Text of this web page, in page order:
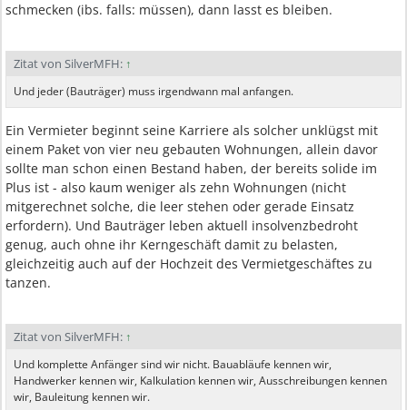
schmecken (ibs. falls: müssen), dann lasst es bleiben.
Zitat von SilverMFH: ↑
Und jeder (Bauträger) muss irgendwann mal anfangen.
Ein Vermieter beginnt seine Karriere als solcher unklügst mit
einem Paket von vier neu gebauten Wohnungen, allein davor
sollte man schon einen Bestand haben, der bereits solide im
Plus ist - also kaum weniger als zehn Wohnungen (nicht
mitgerechnet solche, die leer stehen oder gerade Einsatz
erfordern). Und Bauträger leben aktuell insolvenzbedroht
genug, auch ohne ihr Kerngeschäft damit zu belasten,
gleichzeitig auch auf der Hochzeit des Vermietgeschäftes zu
tanzen.
Zitat von SilverMFH: ↑
Und komplette Anfänger sind wir nicht. Bauabläufe kennen wir,
Handwerker kennen wir, Kalkulation kennen wir, Ausschreibungen kennen
wir, Bauleitung kennen wir.